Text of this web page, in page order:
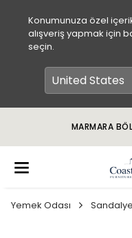
Konumunuza özel
alışveriş yapmak için
seçin.
MARMARA
Yemek Odası